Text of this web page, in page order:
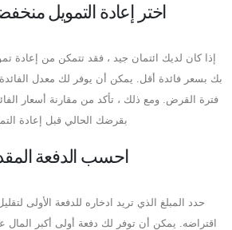
اختر إعادة التمويل
إذا كان لديك ائتمان جيد ، فقد تتمكن من إعادة
بك بسعر فائدة أقل. يمكن أن يوفر لك معدل
فترة القرض. ومع ذلك ، تأكد من مقارنة أسعار
بقرضك الحالي قبل إعادة
احسب الدفعة
حدد المبلغ الذي تريد ادخاره للدفعة الأولى
اقتراضه. يمكن أن توفر لك دفعة أولى أكبر المال